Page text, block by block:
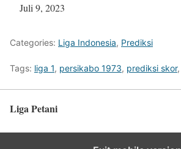
Tanggal
Juli 9, 2023
Categories: Liga Indonesia, Prediksi
Tags: liga 1, persikabo 1973, prediksi skor,
Liga Petani